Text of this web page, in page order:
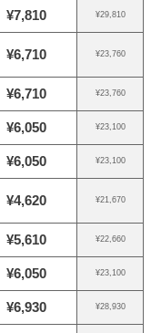
¥7,810 ¥29,810
¥6,710 ¥23,760
¥6,710 ¥23,760
¥6,050 ¥23,100
¥6,050 ¥23,100
¥4,620 ¥21,670
¥5,610 ¥22,660
¥6,050 ¥23,100
¥6,930 ¥28,930